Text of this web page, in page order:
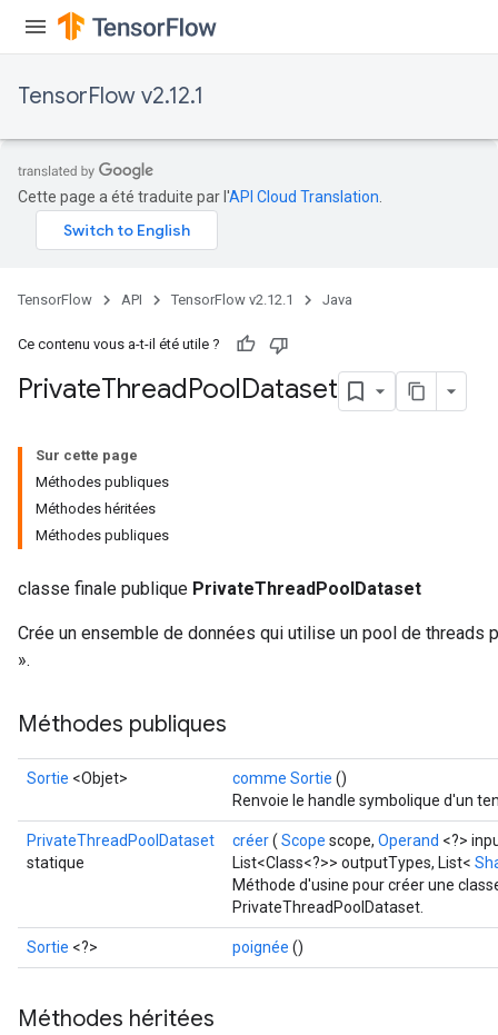
TensorFlow v2.12.1
Cette page a été traduite par l'API Cloud Translation
TensorFlow API TensorFlow v2.12.1 Java
Ce contenu vous a-t-il été utile ?
PrivateThreadPoolDataset
Sur cette page
Méthodes publiques
Méthodes héritées
Méthodes publiques
classe finale publique PrivateThreadPoolDataset
Crée un ensemble de données qui utilise un pool de threads
».
Méthodes publiques
Sortie <Objet> comme Sortie ()
Renvoie le handle symbolique d'un
PrivateThreadPoolDataset
statique
créer( Scope scope, Operand <?>
List<Class<?>> outputTypes, List<
Méthode d'usine pour créer une
PrivateThreadPoolDataset.
Sortie <?> poignée ()
Méthodes héritées